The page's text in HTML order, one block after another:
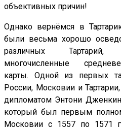
объективных причин!
Однако вернёмся в
были весьма хорошо
различных Тартарий,
многочисленные
карты. Одной из первых
России, Московии и
дипломатом Энтони
который был первым
Московии с 1557 по 1571